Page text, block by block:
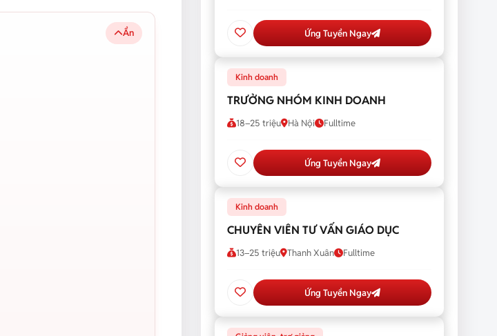
Ẩn Ứng Tuyển Ngay
Kinh doanh
TRƯỞNG NHÓM KINH DOANH
18–25 triệu Hà Nội Fulltime
Ứng Tuyển Ngay
Kinh doanh
CHUYÊN VIÊN TƯ VẤN GIÁO DỤC
13–25 triệu Thanh Xuân Fulltime
Ứng Tuyển Ngay